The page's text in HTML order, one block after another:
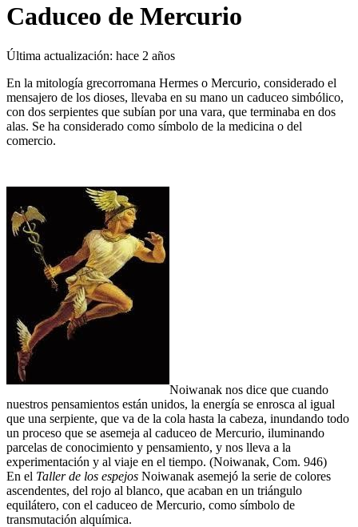
Caduceo de Mercurio
Última actualización: hace 2 años
En la mitología grecorromana Hermes o Mercurio, considerado el
mensajero de los dioses, llevaba en su mano un caduceo simbólico,
con dos serpientes que subían por una vara, que terminaba en dos
alas. Se ha considerado como símbolo de la medicina o del
comercio.
Noiwanak nos dice que cuando
nuestros pensamientos están unidos, la energía se enrosca al igual
que una serpiente, que va de la cola hasta la cabeza, inundando todo
un proceso que se asemeja al caduceo de Mercurio, iluminando
parcelas de conocimiento y pensamiento, y nos lleva a la
experimentación y al viaje en el tiempo. (Noiwanak, Com. 946)
En el Taller de los espejos Noiwanak asemejó la serie de colores
ascendentes, del rojo al blanco, que acaban en un triángulo
equilátero, con el caduceo de Mercurio, como símbolo de
transmutación alquímica.